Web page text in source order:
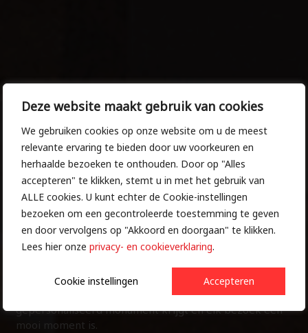
Deze website maakt gebruik van cookies
We gebruiken cookies op onze website om u de meest
relevante ervaring te bieden door uw voorkeuren en
herhaalde bezoeken te onthouden. Door op "Alles
accepteren" te klikken, stemt u in met het gebruik van
ALLE cookies. U kunt echter de Cookie-instellingen
bezoeken om een gecontroleerde toestemming te geven
en door vervolgens op "Akkoord en doorgaan" te klikken.
Lees hier onze privacy- en cookieverklaring.
Cookie instellingen Accepteren
GERECYCLEDE
MONUMENTEN
We leven in een wereld waarin het steeds belangrijker
is om na te denken over de toekomst van de volgende
generaties. We geven oude grafstenen een nieuw leven
door middel van recycling. We willen de kostbare
bronnen behouden en hergebruiken, zodat ze een
duurzame en betekenisvolle rol blijven spelen in onze
hoe uw dierbare in het leven stond. We zorgen er
natuurlijk samen voor dat uw dierbare een
gepersonaliseerd monument krijgt en elk bezoek een
mooi moment is.
Wegens persoonlijke omstandigheden zijn wij op
4 en 5 augustus gesloten.
Wij helpen u graag weer op 6 augustus.